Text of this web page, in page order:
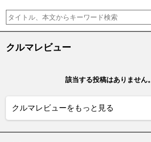
クルマレビュー
該当する投稿はありません。
クルマレビューをもっと見る